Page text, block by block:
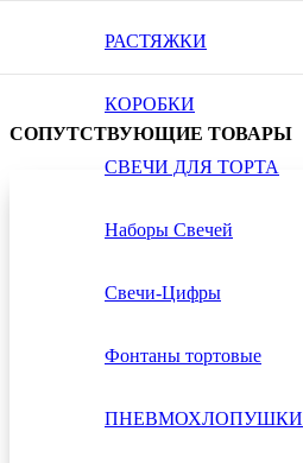
РАСТЯЖКИ
КОРОБКИ
СВЕЧИ ДЛЯ ТОРТА
Наборы Свечей
Свечи-Цифры
Фонтаны тортовые
ПНЕВМОХЛОПУШКИ
СОПУТСТВУЮЩИЕ ТОВАРЫ